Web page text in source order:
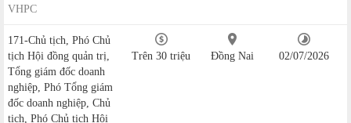
VHPC
171-Chủ tịch, Phó Chủ
tịch Hội đồng quản trị,
Tổng giám đốc doanh
nghiệp, Phó Tổng giám
đốc doanh nghiệp, Chủ
tịch, Phó Chủ tịch Hội
Trên 30 triệu Đồng Nai 02/07/2026